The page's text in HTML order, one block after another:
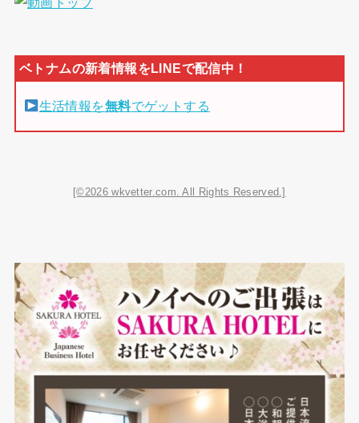
生活情報を無料でゲットする
[©2026 wkvetter.com. All Rights Reserved.]